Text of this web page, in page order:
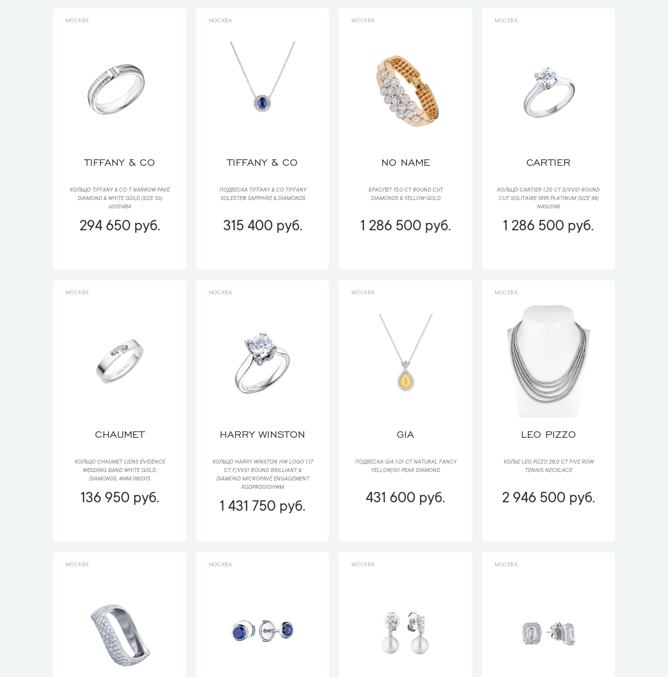
МОСКВА
TIFFANY & CO
КОЛЬЦО TIFFANY & CO T NARROW PAVÉ
DIAMOND & WHITE GOLD (SIZE 56)
60151484
294 650 руб.
МОСКВА
TIFFANY & CO
ПОДВЕСКА TIFFANY & CO TIFFANY
SOLESTE® SAPPHIRE & DIAMONDS
315 400 руб.
МОСКВА
NO NAME
БРАСЛЕТ 15,0 CT ROUND CUT
DIAMONDS & YELLOW GOLD
1 286 500 руб.
МОСКВА
CARTIER
КОЛЬЦО CARTIER 1,20 CT D/VVS1 ROUND
CUT SOLITAIRE 1895 PLATINUM (SIZE 48)
N4163148
1 286 500 руб.
МОСКВА
CHAUMET
КОЛЬЦО CHAUMET LIENS ÉVIDENCE
WEDDING BAND WHITE GOLD,
DIAMONDS, 4MM 080315
136 950 руб.
МОСКВА
HARRY WINSTON
КОЛЬЦО HARRY WINSTON HW LOGO 1,17
CT F/VVS1 ROUND BRILLIANT &
DIAMOND MICROPAVÉ ENGAGEMENT
RGDPRD010HWM
1 431 750 руб.
МОСКВА
GIA
ПОДВЕСКА GIA 1,01 CT NATURAL FANCY
YELLOW/SI1 PEAR DIAMOND
431 600 руб.
МОСКВА
LEO PIZZO
КОЛЬЕ LEO PIZZO 28,0 CT FIVE ROW
TENNIS NECKLACE
2 946 500 руб.
МОСКВА МОСКВА МОСКВА МОСКВА